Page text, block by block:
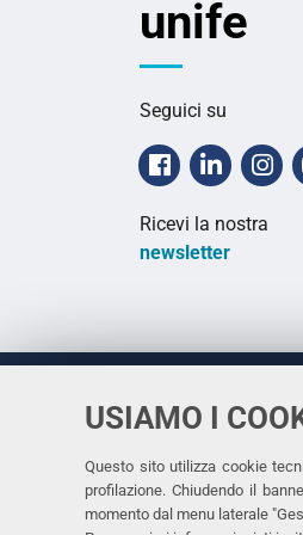
USIAMO I
Questo sito utilizza cookie
profilazione. Chiudendo il
momento dal menu laterale
unife
Seguici su
Facebook
Ricevi la nostra
newsletter
di